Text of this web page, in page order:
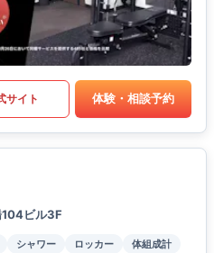
サイト 体験・相談予約
ビル3F
シャワー ロッカー
体組成計